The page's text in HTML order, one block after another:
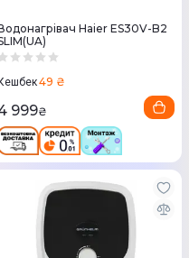
Haier ES30V-B2
Кешбек49 ₴
999₴